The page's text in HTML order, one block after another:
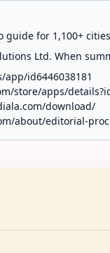
for 1,100+
Ltd. When
id6446038181
store/apps/
download/
about/editorial-